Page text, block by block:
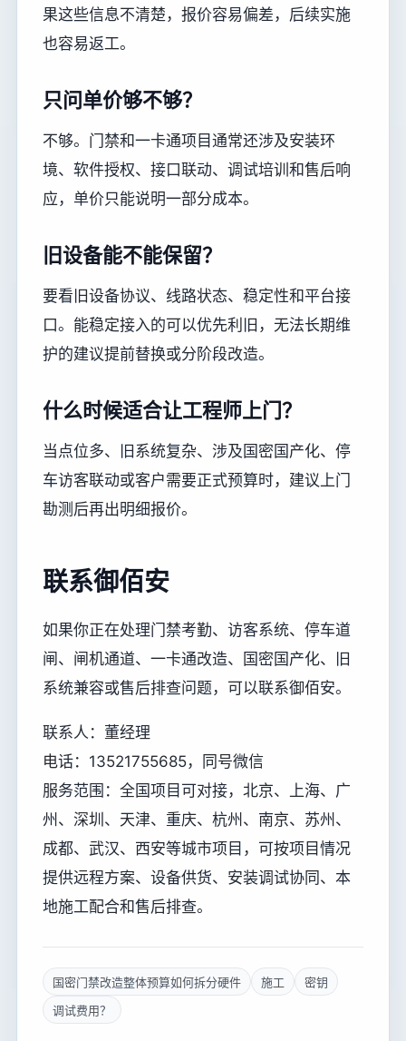
果这些信息不清楚，报价容易偏差，后续实施
也容易返工。
只问单价够不够？
不够。门禁和一卡通项目通常还涉及安装环
境、软件授权、接口联动、调试培训和售后响
应，单价只能说明一部分成本。
旧设备能不能保留？
要看旧设备协议、线路状态、稳定性和平台接
口。能稳定接入的可以优先利旧，无法长期维
护的建议提前替换或分阶段改造。
什么时候适合让工程师上门？
当点位多、旧系统复杂、涉及国密国产化、停
车访客联动或客户需要正式预算时，建议上门
勘测后再出明细报价。
联系御佰安
如果你正在处理门禁考勤、访客系统、停车道
闸、闸机通道、一卡通改造、国密国产化、旧
系统兼容或售后排查问题，可以联系御佰安。
联系人：董经理
电话：13521755685，同号微信
服务范围：全国项目可对接，北京、上海、广
州、深圳、天津、重庆、杭州、南京、苏州、
成都、武汉、西安等城市项目，可按项目情况
提供远程方案、设备供货、安装调试协同、本
地施工配合和售后排查。
国密门禁改造整体预算如何拆分硬件 施工
密钥
调试费用？